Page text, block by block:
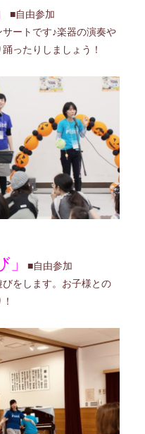
■自由参加
ートです♪楽器の演奏や
ったりしましょう！
■自由参加
をします。お子様との